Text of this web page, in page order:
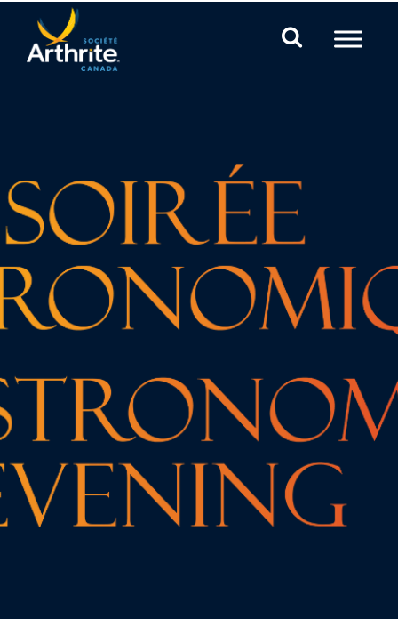
Mobile Navigation